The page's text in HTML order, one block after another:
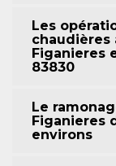
Les
chaudières
Figanieres
83830
Le
Figanieres
environs